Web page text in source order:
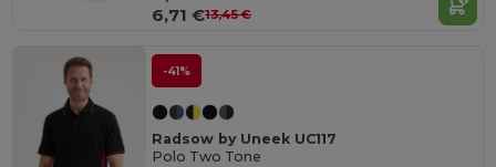
6,71 €13,45 €
-41%
Radsow by Uneek UC117
Polo Two Tone